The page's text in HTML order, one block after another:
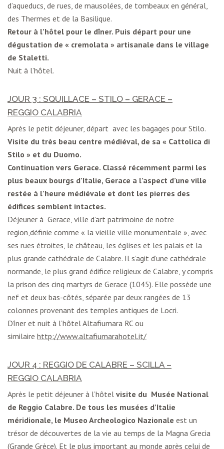
d’aqueducs, de rues, de mausolées, de tombeaux en général,
des Thermes et de la Basilique.
Retour à l’hôtel pour le dîner. Puis départ pour une
dégustation de « cremolata » artisanale dans le village
de Staletti.
Nuit à l’hôtel.
JOUR 3 : SQUILLACE – STILO – GERACE –
REGGIO CALABRIA
Après le petit déjeuner, départ avec les bagages pour Stilo.
Visite du très beau centre médiéval, de sa « Cattolica di
Stilo » et du Duomo.
Continuation vers Gerace. Classé récemment parmi les
plus beaux bourgs d’Italie, Gerace a l’aspect d’une ville
restée à l’heure médiévale et dont les pierres des
édifices semblent intactes.
Déjeuner à Gerace, ville d’art patrimoine de notre
region,définie comme « la vieille ville monumentale », avec
ses rues étroites, le château, les églises et les palais et la
plus grande cathédrale de Calabre. Il s’agit d’une cathédrale
normande, le plus grand édifice religieux de Calabre, y compris
la prison des cinq martyrs de Gerace (1045). Elle possède une
nef et deux bas-côtés, séparée par deux rangées de 13
colonnes provenant des temples antiques de Locri.
Dîner et nuit à l’hôtel Altafiumara RC ou
similaire http://www.altafiumarahotel.it/
JOUR 4 : REGGIO DE CALABRE – SCILLA –
REGGIO CALABRIA
Après le petit déjeuner à l’hôtel visite du Musée National
de Reggio Calabre. De tous les musées d’Italie
méridionale, le Museo Archeologico Nazionale est un
trésor de découvertes de la vie au temps de la Magna Grecia
(Grande Grèce). Et le plus important au monde après celui de